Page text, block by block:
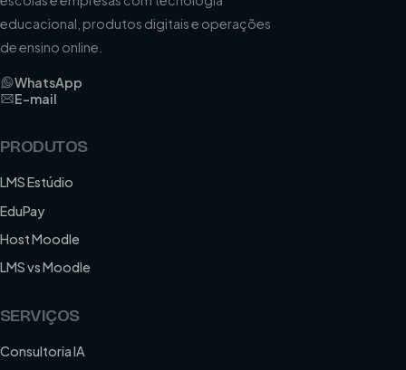
educacional, produtos digitais e operações
de ensino online.
WhatsApp
E-mail
PRODUTOS
LMS Estúdio
EduPay
Host Moodle
LMS vs Moodle
SERVIÇOS
Consultoria IA